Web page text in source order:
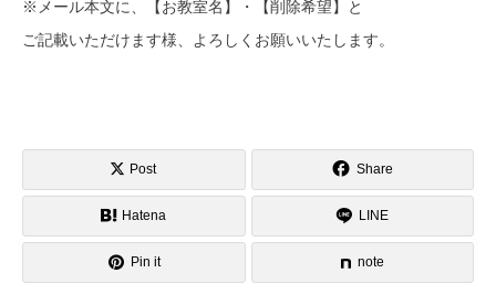
※メール本文に、【お教室名】・【削除希望】と
ご記載いただけます様、よろしくお願いいたします。
Post Share
Hatena LINE
Pin it note